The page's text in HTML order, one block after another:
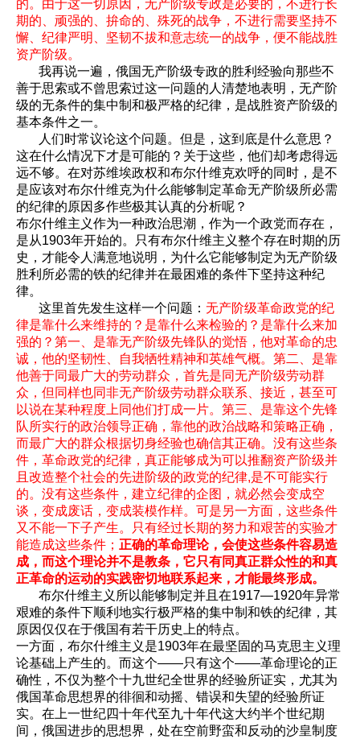
的。由于这一切原因，无产阶级专政是必要的，不进行长
期的、顽强的、拚命的、殊死的战争，不进行需要坚持不
懈、纪律严明、坚韧不拔和意志统一的战争，便不能战胜
资产阶级。
我再说一遍，俄国无产阶级专政的胜利经验向那些不
善于思索或不曾思索过这一问题的人清楚地表明，无产阶
级的无条件的集中制和极严格的纪律，是战胜资产阶级的
基本条件之一。
人们时常议论这个问题。但是，这到底是什么意思？
这在什么情况下才是可能的？关于这些，他们却考虑得远
远不够。在对苏维埃政权和布尔什维克欢呼的同时，是不
是应该对布尔什维克为什么能够制定革命无产阶级所必需
的纪律的原因多作些极其认真的分析呢？
布尔什维主义作为一种政治思潮，作为一个政党而存在，
是从1903年开始的。只有布尔什维主义整个存在时期的历
史，才能令人满意地说明，为什么它能够制定为无产阶级
胜利所必需的铁的纪律并在最困难的条件下坚持这种纪
律。
这里首先发生这样一个问题： 无产阶级革命政党的纪
律是靠什么来维持的？是靠什么来检验的？是靠什么来加
强的？第一、是靠无产阶级先锋队的觉悟，他对革命的忠
诚，他的坚韧性、自我牺牲精神和英雄气概。第二、是靠
他善于同最广大的劳动群众，首先是同无产阶级劳动群
众，但同样也同非无产阶级劳动群众联系、接近，甚至可
以说在某种程度上同他们打成一片。第三、是靠这个先锋
队所实行的政治领导正确，靠他的政治战略和策略正确，
而最广大的群众根据切身经验也确信其正确。没有这些条
件，革命政党的纪律，真正能够成为可以推翻资产阶级并
且改造整个社会的先进阶级的政党的纪律,是不可能实行
的。没有这些条件，建立纪律的企图，就必然会变成空
谈，变成废话，变成装模作样。可是另一方面，这些条件
又不能一下子产生。只有经过长期的努力和艰苦的实验才
能造成这些条件； 正确的革命理论，会使这些条件容易造
成，而这个理论并不是教条，它只有同真正群众性的和真
正革命的运动的实践密切地联系起来，才能最终形成。
布尔什维主义所以能够制定并且在1917—1920年异常
艰难的条件下顺利地实行极严格的集中制和铁的纪律，其
原因仅仅在于俄国有若干历史上的特点。
一方面，布尔什维主义是1903年在最坚固的马克思主义理
论基础上产生的。而这个——只有这个——革命理论的正
确性，不仅为整个十九世纪全世界的经验所证实，尤其为
俄国革命思想界的徘徊和动摇、错误和失望的经验所证
实。在上一世纪四十年代至九十年代这大约半个世纪期
间，俄国进步的思想界，处在空前野蛮和反动的沙皇制度